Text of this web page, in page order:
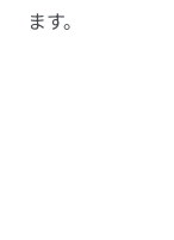
ます。